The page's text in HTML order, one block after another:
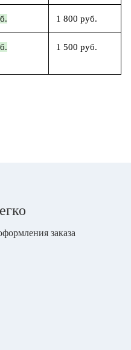
1 800 руб.
1 500 руб.
заказа